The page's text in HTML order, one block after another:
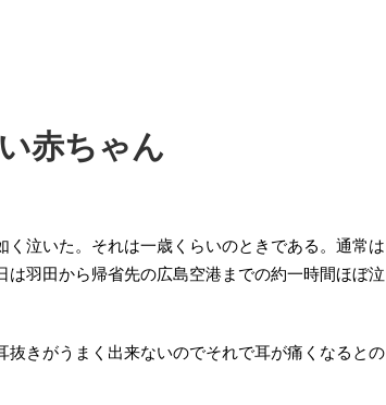
赤ちゃん
泣いた。それは一歳くらいのときである。通常は
羽田から帰省先の広島空港までの約一時間ほぼ泣
きがうまく出来ないのでそれで耳が痛くなるとの